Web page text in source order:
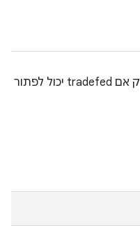
זוהי בדיקה של tradefed כדי לבדוק אם tradefed יכול לפתור